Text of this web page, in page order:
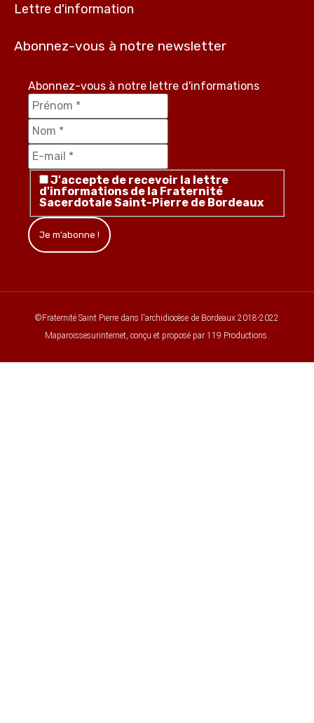
Lettre d'information
Abonnez-vous à notre newsletter
Abonnez-vous à notre lettre d'informations
J'accepte de recevoir la lettre
d'informations de la Fraternité
Sacerdotale Saint-Pierre de Bordeaux
©Fraternité Saint Pierre dans l'archidiocèse de Bordeaux 2018-2022
Maparoissesurinternet, conçu et proposé par 119 Productions.